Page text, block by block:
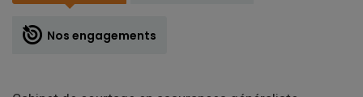
Nos engagements